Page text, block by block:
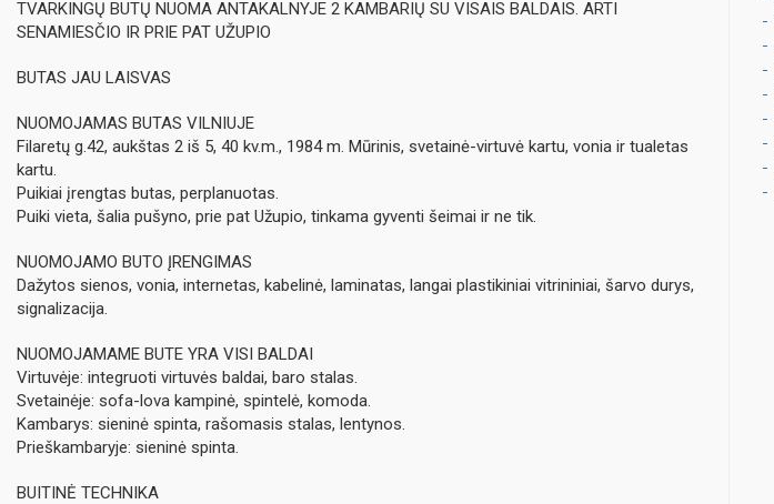
TVARKINGŲ BUTŲ NUOMA ANTAKALNYJE 2 KAMBARIŲ SU VISAIS BALDAIS. ARTI
SENAMIESČIO IR PRIE PAT UŽUPIO
BUTAS JAU LAISVAS
NUOMOJAMAS BUTAS VILNIUJE
Filaretų g.42, aukštas 2 iš 5, 40 kv.m., 1984 m. Mūrinis, svetainė-virtuvė kartu, vonia ir tualetas
kartu.
Puikiai įrengtas butas, perplanuotas.
Puiki vieta, šalia pušyno, prie pat Užupio, tinkama gyventi šeimai ir ne tik.
NUOMOJAMO BUTO ĮRENGIMAS
Dažytos sienos, vonia, internetas, kabelinė, laminatas, langai plastikiniai vitrininiai, šarvo durys,
signalizacija.
NUOMOJAMAME BUTE YRA VISI BALDAI
Virtuvėje: integruoti virtuvės baldai, baro stalas.
Svetainėje: sofa-lova kampinė, spintelė, komoda.
Kambarys: sieninė spinta, rašomasis stalas, lentynos.
Prieškambaryje: sieninė spinta.
BUITINĖ TECHNIKA